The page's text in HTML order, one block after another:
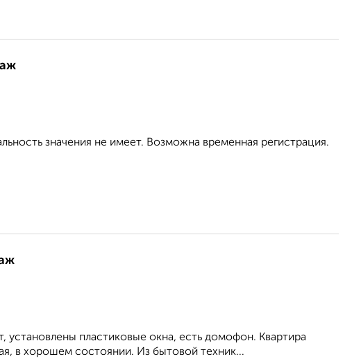
значения не имеет. Возможна временная регистрация.
установлены пластиковые окна, есть домофон. Квартира
в хорошем состоянии. Из бытовой техник...